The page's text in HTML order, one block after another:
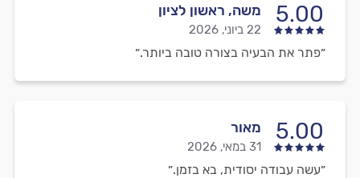
5.00 משה, ראשון לציון
22 ביוני, 2026
״פתר את הבעיה בצורה טובה ביותר.״
5.00 מאור
31 במאי, 2026
״עשה עבודה יסודית, בא בזמן.״